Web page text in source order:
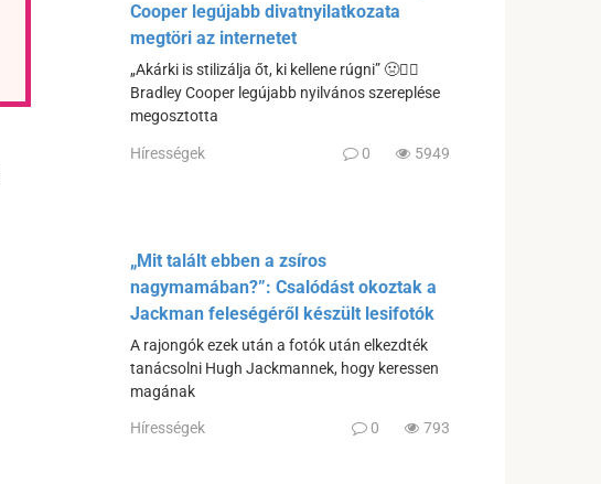
Cooper legújabb divatnyilatkozata
megtöri az internetet
„Akárki is stilizálja őt, ki kellene rúgni” 🤢🤦‍♀️
Bradley Cooper legújabb nyilvános szereplése
megosztotta
Hírességek 0 5949
„Mit talált ebben a zsíros
nagymamában?”: Csalódást okoztak a
Jackman feleségéről készült lesifotók
A rajongók ezek után a fotók után elkezdték
tanácsolni Hugh Jackmannek, hogy keressen
magának
Hírességek 0 793